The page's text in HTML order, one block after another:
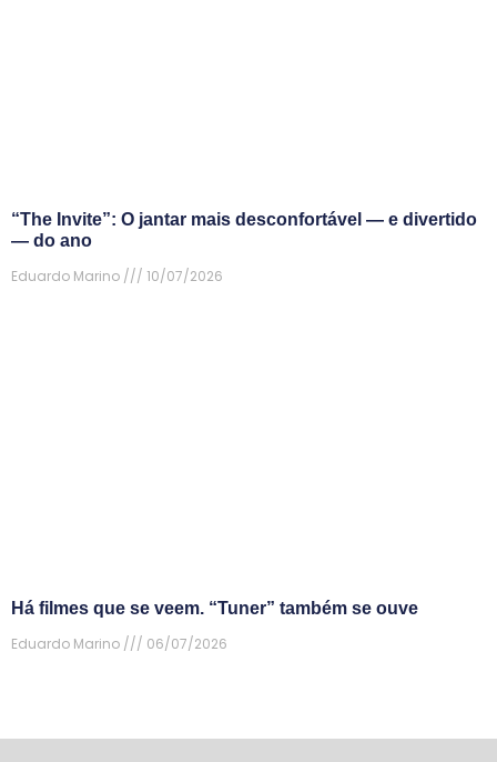
“The Invite”: O jantar mais desconfortável — e divertido
— do ano
Eduardo Marino
10/07/2026
Há filmes que se veem. “Tuner” também se ouve
Eduardo Marino
06/07/2026